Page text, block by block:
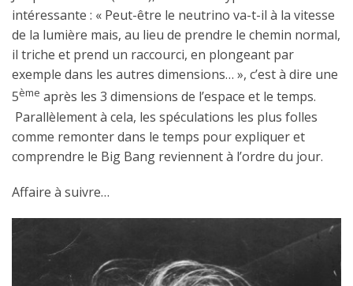
intéressante : « Peut-être le neutrino va-t-il à la vitesse
de la lumière mais, au lieu de prendre le chemin normal,
il triche et prend un raccourci, en plongeant par
exemple dans les autres dimensions… », c’est à dire une
5ème après les 3 dimensions de l’espace et le temps.
Parallèlement à cela, les spéculations les plus folles
comme remonter dans le temps pour expliquer et
comprendre le Big Bang reviennent à l’ordre du jour.
Affaire à suivre…